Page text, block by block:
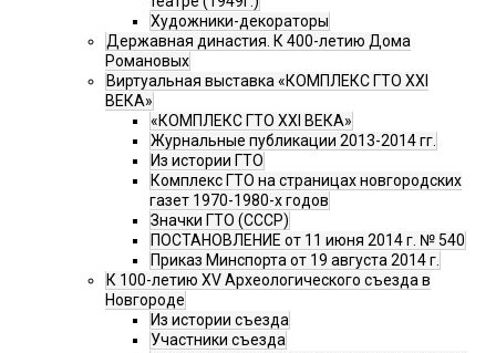
Художники-декораторы
Державная династия. К 400-летию Дома
Романовых
Виртуальная выставка «КОМПЛЕКС ГТО XXI
ВЕКА»
«КОМПЛЕКС ГТО XXI ВЕКА»
Журнальные публикации 2013-2014 гг.
Из истории ГТО
Комплекс ГТО на страницах новгородских
газет 1970-1980-х годов
Значки ГТО (СССР)
ПОСТАНОВЛЕНИЕ от 11 июня 2014 г. № 540
Приказ Минспорта от 19 августа 2014 г.
К 100-летию XV Археологического съезда в
Новгороде
Из истории съезда
Участники съезда